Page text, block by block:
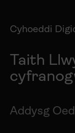
Cyhoeddi
Taith
Addysg